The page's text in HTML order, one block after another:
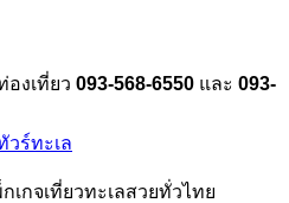
งเที่ยว 093-568-6550 และ 093-
วร์ทะเล
เกจเที่ยวทะเลสวยทั่วไทย